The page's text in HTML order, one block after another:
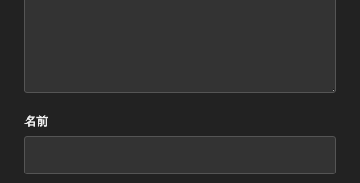
名前